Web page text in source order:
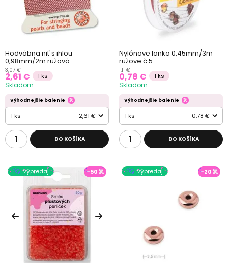
Hodvábna niť s ihlou
0,98mm/2m ružová
3,07 €
2,61 € 1 ks
Skladom
Výhodnejšie balenie
1 ks 2,61 €
DO KOŠÍKA
Nylónove lanko 0,45mm/3m
ružove č.5
1,11 €
0,78 € 1 ks
Skladom
Výhodnejšie balenie
1 ks 0,78 €
DO KOŠÍKA
Výpredaj -50 Výpredaj -20